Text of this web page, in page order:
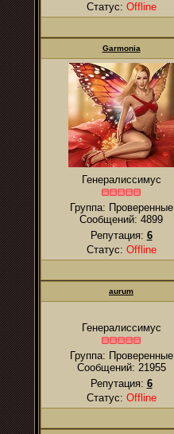
Статус: Offline
Garmonia
Генералиссимус
Группа: Проверенные
Сообщений: 4899
Репутация: 6
Статус: Offline
аurum
Генералиссимус
Группа: Проверенные
Сообщений: 21955
Репутация: 6
Статус: Offline